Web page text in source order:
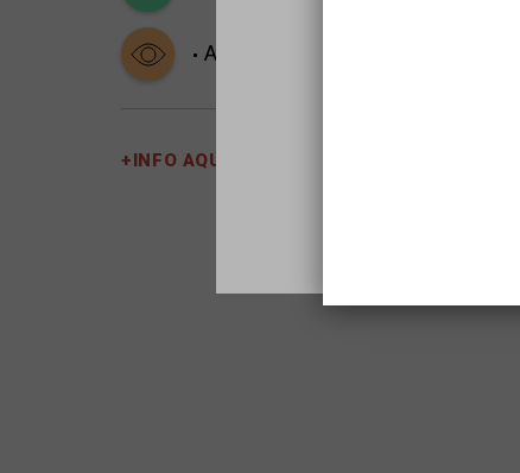
Ambiente oscuro
+INFO AQUÍ